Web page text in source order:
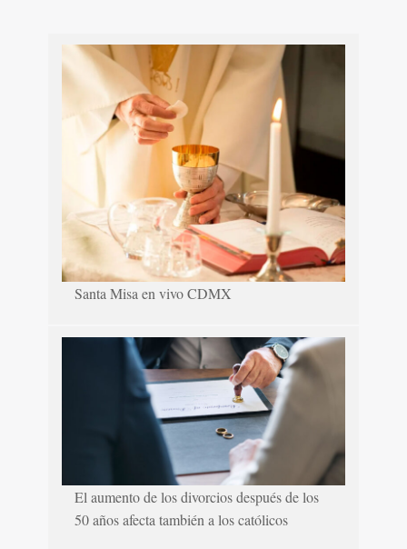
Santa Misa en vivo CDMX
El aumento de los divorcios después de los
50 años afecta también a los católicos